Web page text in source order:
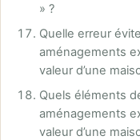
» ?
Quelle erreur
aménagements
valeur d’une
Quels éléments
aménagements
valeur d’une